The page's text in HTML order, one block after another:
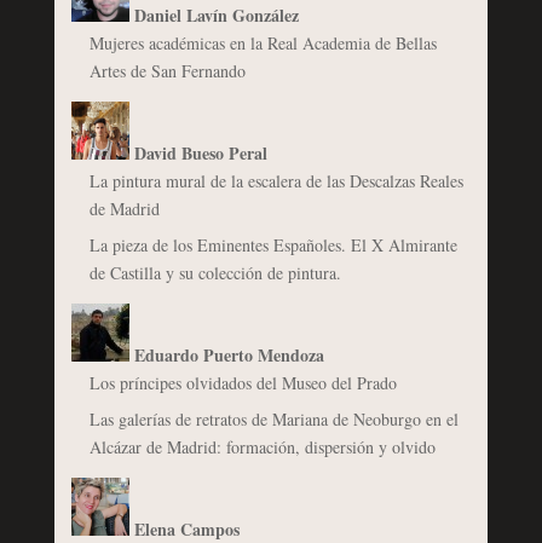
Daniel Lavín González
Mujeres académicas en la Real Academia de Bellas
Artes de San Fernando
David Bueso Peral
La pintura mural de la escalera de las Descalzas Reales
de Madrid
La pieza de los Eminentes Españoles. El X Almirante
de Castilla y su colección de pintura.
Eduardo Puerto Mendoza
Los príncipes olvidados del Museo del Prado
Las galerías de retratos de Mariana de Neoburgo en el
Alcázar de Madrid: formación, dispersión y olvido
Elena Campos